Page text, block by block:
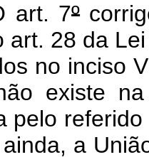
art. 7º
art. 28 da
no inciso
existe
pelo
a